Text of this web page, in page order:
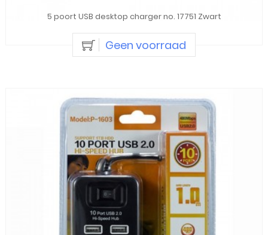
5 poort USB desktop charger no. 17751 Zwart
Geen voorraad